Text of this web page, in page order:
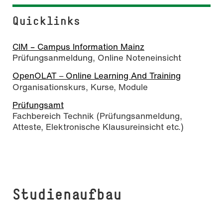
Quicklinks
CIM – Campus Information Mainz
Prüfungsanmeldung, Online Noteneinsicht
OpenOLAT –Online Learning And Training
Organisationskurs, Kurse, Module
Prüfungsamt
Fachbereich Technik (Prüfungsanmeldung,
Atteste, Elektronische Klausureinsicht etc.)
Studienaufbau